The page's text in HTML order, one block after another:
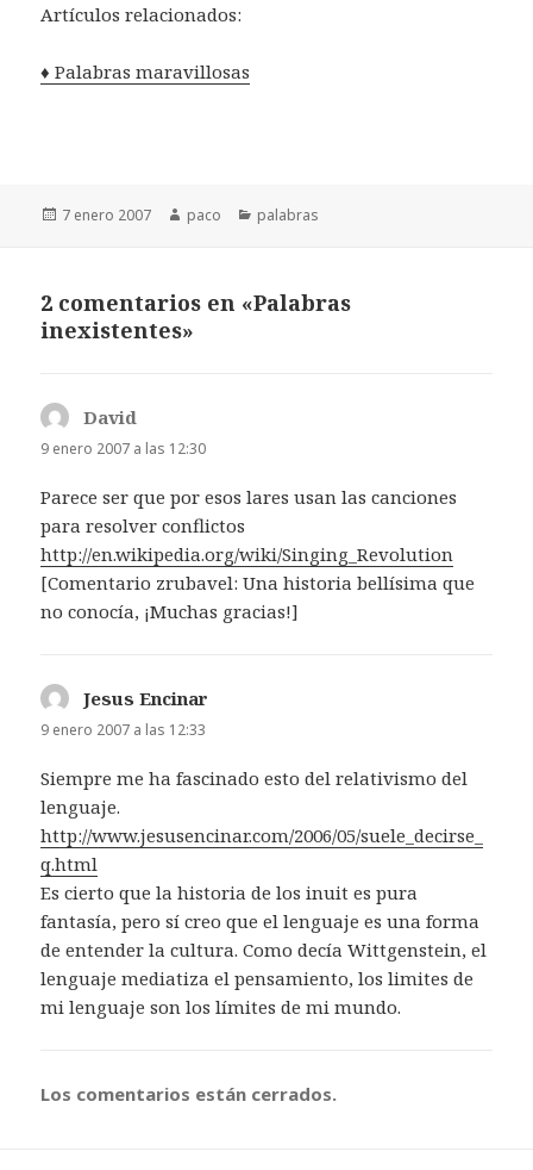
Artículos relacionados:
♦ Palabras maravillosas
Publicado
7 enero 2007 Autor
paco Categorías
palabras
2 comentarios en «Palabras
inexistentes»
David
9 enero 2007 a las 12:30
Parece ser que por esos lares usan las canciones
para resolver conflictos
http://en.wikipedia.org/wiki/Singing_Revolution
[Comentario zrubavel: Una historia bellísima que
no conocía, ¡Muchas gracias!]
Jesus Encinar
9 enero 2007 a las 12:33
Siempre me ha fascinado esto del relativismo del
lenguaje.
http://www.jesusencinar.com/2006/05/suele_decirse_
q.html
Es cierto que la historia de los inuit es pura
fantasía, pero sí creo que el lenguaje es una forma
de entender la cultura. Como decía Wittgenstein, el
lenguaje mediatiza el pensamiento, los limites de
mi lenguaje son los límites de mi mundo.
Los comentarios están cerrados.